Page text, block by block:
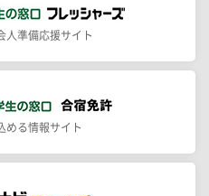
人準備応援サイト
める情報サイト